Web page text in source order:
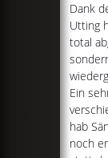
Dank
Utting
total
Ein
hab
noch